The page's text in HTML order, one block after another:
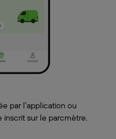
par l'application ou
sur le parcmètre.